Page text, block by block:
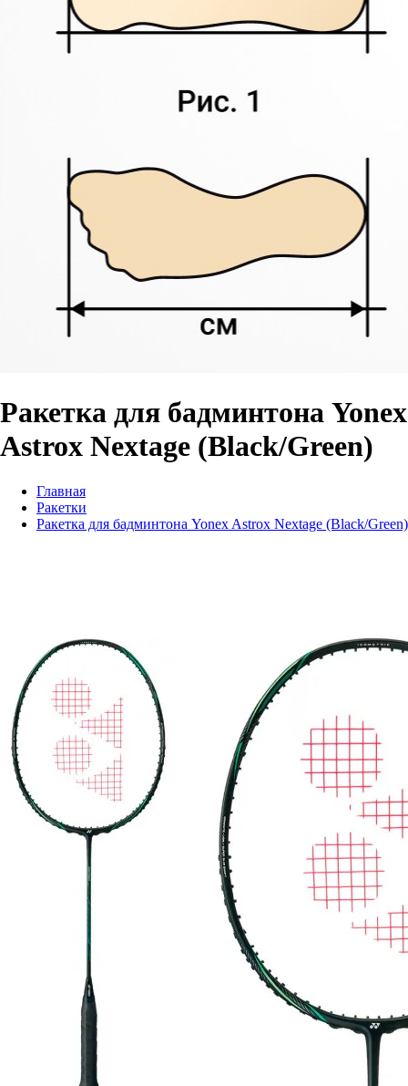
Ракетка для бадминтона Yonex
Astrox Nextage (Black/Green)
Главная
Ракетки
Ракетка для бадминтона Yonex Astrox Nextage (Black/Green)